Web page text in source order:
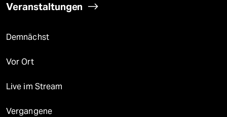
Veranstaltungen
Demnächst
Vor Ort
Live im Stream
Vergangene